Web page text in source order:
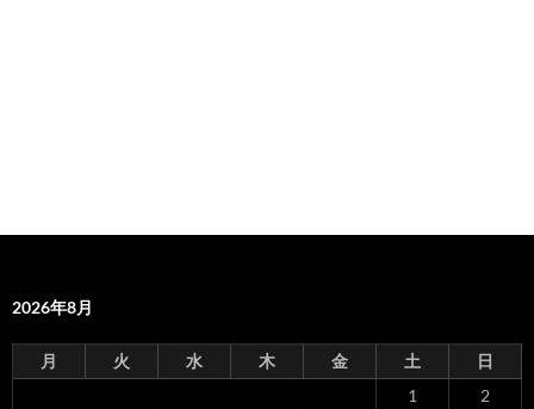
2026年8月
月 火 水 木 金 土
日
1
2